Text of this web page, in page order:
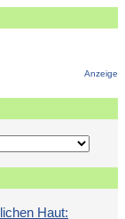
Anzeige
Haut: